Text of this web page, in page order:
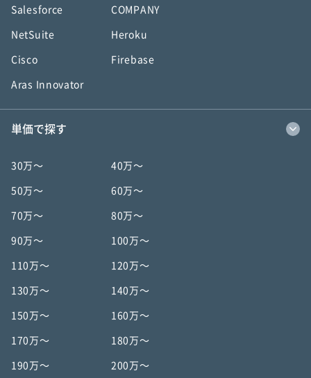
Salesforce COMPANY
NetSuite Heroku
Cisco Firebase
Aras Innovator
単価で探す
30万〜 40万〜
50万〜 60万〜
70万〜 80万〜
90万〜 100万〜
110万〜 120万〜
130万〜 140万〜
150万〜 160万〜
170万〜 180万〜
190万〜 200万〜